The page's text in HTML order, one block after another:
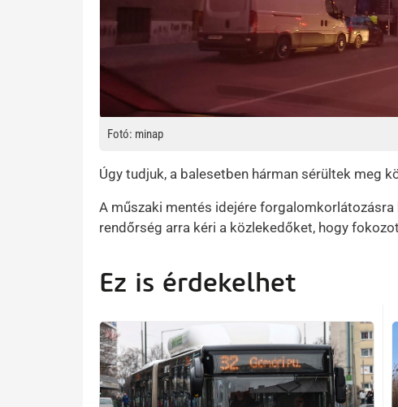
Fotó: minap
Úgy tudjuk, a balesetben hárman sérültek meg
A műszaki mentés idejére
rendőrség arra kéri a közlekedőket, hogy
Ez is érdekelhet